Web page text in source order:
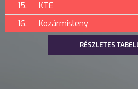
15.
KTE
16.
Kozármisleny
RÉSZLETES